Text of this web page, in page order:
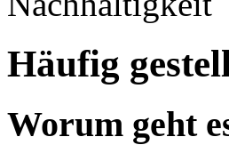
Häufig
Worum geht